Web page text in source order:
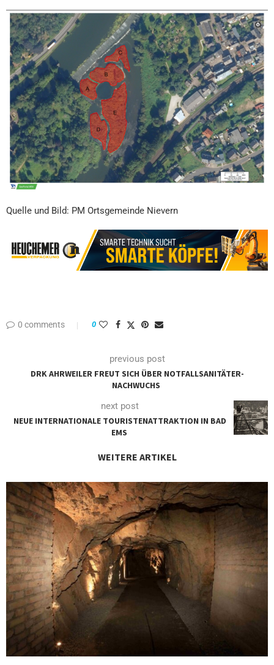
Quelle und Bild: PM Ortsgemeinde Nievern
0 comments 0
previous post
DRK AHRWEILER FREUT SICH ÜBER NOTFALLSANITÄTER-
NACHWUCHS
next post
NEUE INTERNATIONALE TOURISTENATTRAKTION IN BAD
EMS
WEITERE ARTIKEL